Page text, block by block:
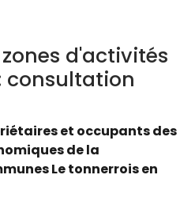
d'activités
consultation
et occupants des
de la
Le tonnerrois en